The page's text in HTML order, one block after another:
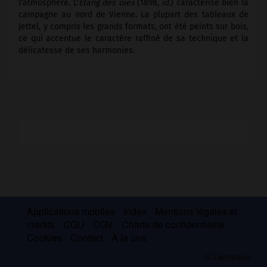
l'atmosphère. L'Étang des oies(1898, id.) caractérise bien la
campagne au nord de Vienne. La plupart des tableaux de
Jettel, y compris les grands formats, ont été peints sur bois,
ce qui accentue le caractère raffiné de sa technique et la
délicatesse de ses harmonies.